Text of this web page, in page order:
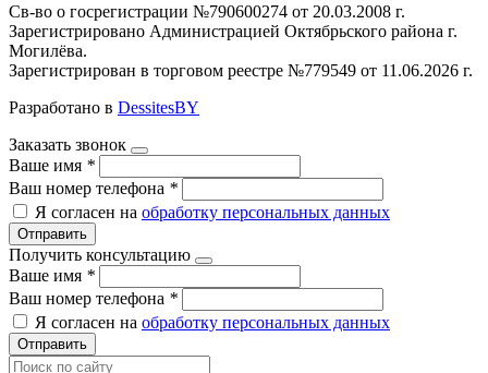
Св-во о госрегистрации №790600274 от 20.03.2008 г.
Зарегистрировано Администрацией Октябрьского района г.
Могилёва.
Зарегистрирован в торговом реестре №779549 от 11.06.2026 г.
Разработано в DessitesBY
Заказать звонок
Ваше имя *
Ваш номер телефона *
Я согласен на обработку персональных данных
Отправить
Получить консультацию
Ваше имя *
Ваш номер телефона *
Я согласен на обработку персональных данных
Отправить